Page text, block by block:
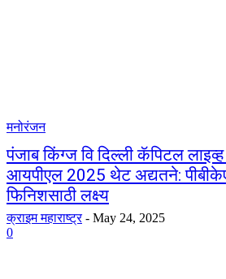
मनोरंजन
पंजाब किंग्ज वि दिल्ली कॅपिटल
आयपीएल 2025 थेट अद्यतने:
फिनिशसाठी लक्ष्य
क्राइम महाराष्ट्र - May 24, 2025
0